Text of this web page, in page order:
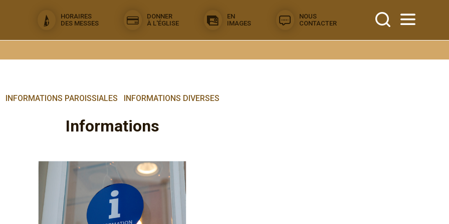
HORAIRES
DES MESSES
DONNER
À L'ÉGLISE
EN
IMAGES
NOUS
CONTACTER
INFORMATIONS PAROISSIALES INFORMATIONS DIVERSES
Informations